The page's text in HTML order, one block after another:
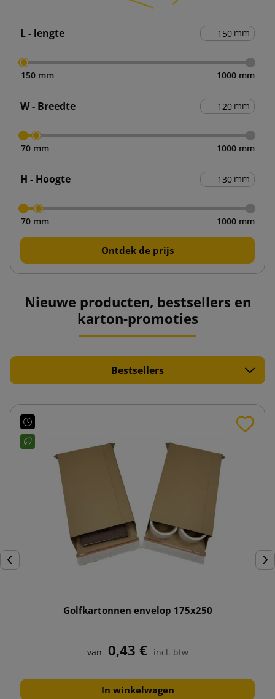
L - lengte mm
150 mm 1000 mm
W - Breedte mm
70 mm 1000 mm
H - Hoogte mm
70 mm 1000 mm
Ontdek de prijs
Nieuwe producten, bestsellers en
karton-promoties
Bestsellers
Vorige
Golfkartonnen envelop 175x250
van 0,43 € incl. btw
In winkelwagen